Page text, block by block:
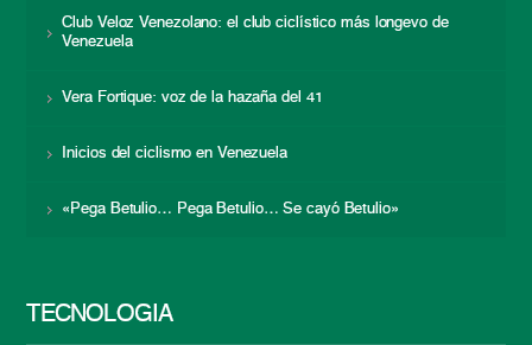
Club Veloz Venezolano: el club ciclístico más longevo de
Venezuela
Vera Fortique: voz de la hazaña del 41
Inicios del ciclismo en Venezuela
«Pega Betulio… Pega Betulio… Se cayó Betulio»
TECNOLOGÍA